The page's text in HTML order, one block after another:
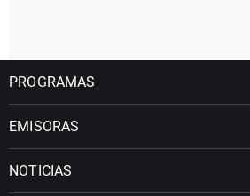
PROGRAMAS
EMISORAS
NOTICIAS